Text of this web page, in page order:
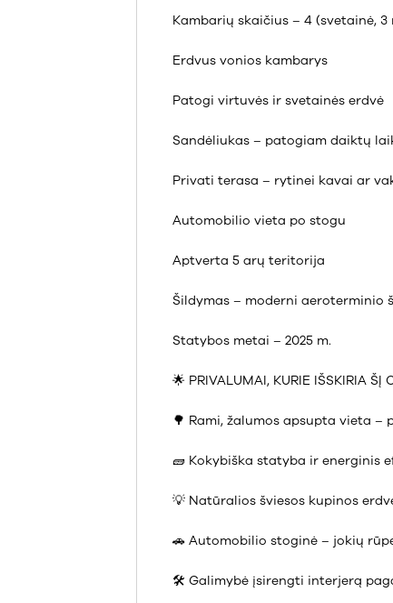
Kambarių skaičius – 4 (svetainė, 3
Erdvus vonios kambarys
Patogi virtuvės ir svetainės erdvė
Sandėliukas – patogiam daiktų
Privati terasa – rytinei kavai ar
Automobilio vieta po stogu
Aptverta 5 arų teritorija
Šildymas – moderni aeroterminio
Statybos metai – 2025 m.
🌟 PRIVALUMAI, KURIE IŠSKIRIA ŠĮ
🌳 Rami, žalumos apsupta vieta
🧱 Kokybiška statyba ir energinis
💡 Natūralios šviesos kupinos
🚗 Automobilio stoginė – jokių
🛠️ Galimybė įsirengti interjerą